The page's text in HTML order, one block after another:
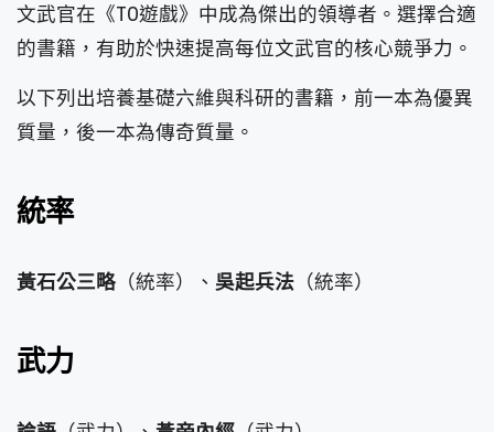
文武官在《T0遊戲》中成為傑出的領導者。選擇合適
的書籍，有助於快速提高每位文武官的核心競爭力。
以下列出培養基礎六維與科研的書籍，前一本為優異
質量，後一本為傳奇質量。
統率
黃石公三略 （統率）、 吳起兵法 （統率）
武力